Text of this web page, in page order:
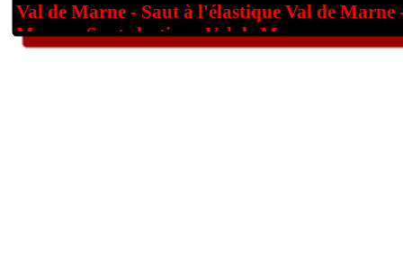
Val de Marne - Saut à l'élastique Val de
Marne - Saut elastique Val de Marne.